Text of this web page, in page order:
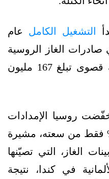
التشغيل الكامل عام
صادرات الغاز الروسية
إلى أوروبا، مع سعة يومية قصوى تبلغ 167 مليون
حزيران 2022، خفّضت روسيا الإمدادات
نورد ستريم 1 إلى 40% فقط من سعته، مشيرة
الغاز، التي تصيّنها
في كندا، نتيجة